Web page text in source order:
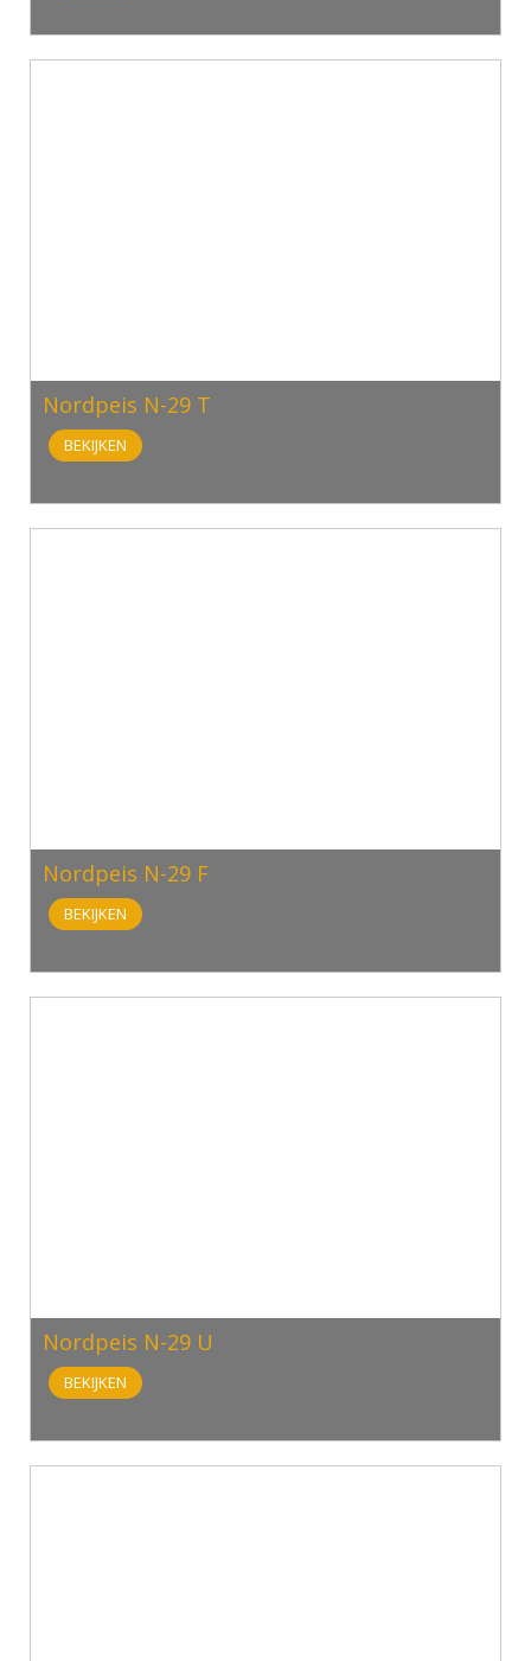
Nordpeis N-29 T
BEKIJKEN
Nordpeis N-29 F
BEKIJKEN
Nordpeis N-29 U
BEKIJKEN